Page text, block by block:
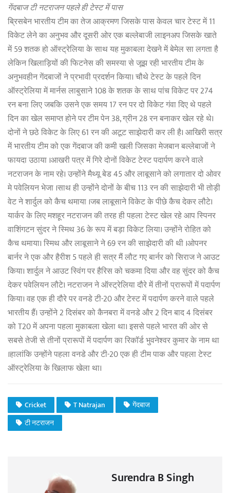
गेंदबाज टी नटराजन पहले ही टेस्ट में पास
ब्रिसबेन भारतीय टीम का तेज आक्रमण जिसके पास केवल चार टेस्ट में 11
विकेट लेने का अनुभव और दूसरी ओर एक बल्लेबाजी लाइनअप जिसके खाते
में 59 शतक हो ऑस्ट्रेलिया के साथ यह मुकाबला देखने में बेमेल सा लगता है
लेकिन खिलाड़ियों की फिटनेस की समस्या से जूझ रही भारतीय टीम के
अनुभवहीन गेंदबाजों ने प्रभावी प्रदर्शन किया। चौथे टेस्ट के पहले दिन
ऑस्ट्रेलिया में मार्नस लाबुसाने 108 के शतक के साथ पांच विकेट पर 274
रन बना लिए जबकि उसने एक समय 17 रन पर दो विकेट गंवा दिए थे पहले
दिन का खेल समाप्त होने पर टीम पेन 38, ग्रीन 28 रन बनाकर खेल रहे थे।
दोनों ने छठे विकेट के लिए 61 रन की अटूट साझेदारी कर ली है। आखिरी सत्र
में भारतीय टीम को एक गेंदबाज की कमी खली जिसका मेजबान बल्लेबाजों ने
फायदा उठाया ।आखरी पत्र में गिरे दोनों विकेट टेस्ट पदार्पण करने वाले
नटराजन के नाम रहे। उन्होंने मैथ्यू बेड 45 और लाबूसाने को लगातार दो ओवर
मे पवेलियन भेजा ।साथ ही उन्होंने दोनों के बीच 113 रन की साझेदारी भी तोड़ी
वेट ने शार्दुल को कैच थमाया ।जब लाबूसाने विकेट के पीछे कैच देकर लौटे।
यार्कर के लिए मशहूर नटराजन की तरह ही पहला टेस्ट खेल रहे आप स्पिनर
वाशिंगटन सुंदर ने स्मिथ 36 के रूप में बड़ा विकेट लिया। उन्होंने रोहित को
कैच थमाया। स्मिथ और लाबूसाने ने 69 रन की साझेदारी की थी ।ओपनर
बार्नर ने एक और हैरीश 5 पहले ही सत्र मैं लौट गए बार्नर को सिराज ने आउट
किया। शार्दुल ने आउट स्विंग पर हैरिस को चकमा दिया और वह सुंदर को कैच
देकर पवेलियन लौटे। नटराजन ने ऑस्ट्रेलिया दौरे में तीनों प्रारूपों में पदार्पण
किया। वह एक ही दौरे पर वनडे टी-20 और टेस्ट में पदार्पण करने वाले पहले
भारतीय हैं। उन्होंने 2 दिसंबर को कैनबरा में वनडे और 2 दिन बाद 4 दिसंबर
को T20 में अपना पहला मुकाबला खेला था। इससे पहले भारत की ओर से
सबसे तेजी से तीनों प्रारूपों में पदार्पण का रिकॉर्ड भुवनेश्वर कुमार के नाम था
।हालांकि उन्होंने पहला वनडे और टी-20 एक ही टीम पाक और पहला टेस्ट
ऑस्ट्रेलिया के खिलाफ खेला था।
Cricket T Natrajan
गेंदबाज
टी नटराजन
Surendra B Singh